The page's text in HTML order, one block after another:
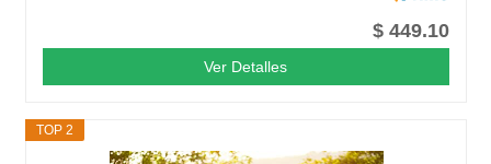
$ 449.10
Ver Detalles
TOP 2